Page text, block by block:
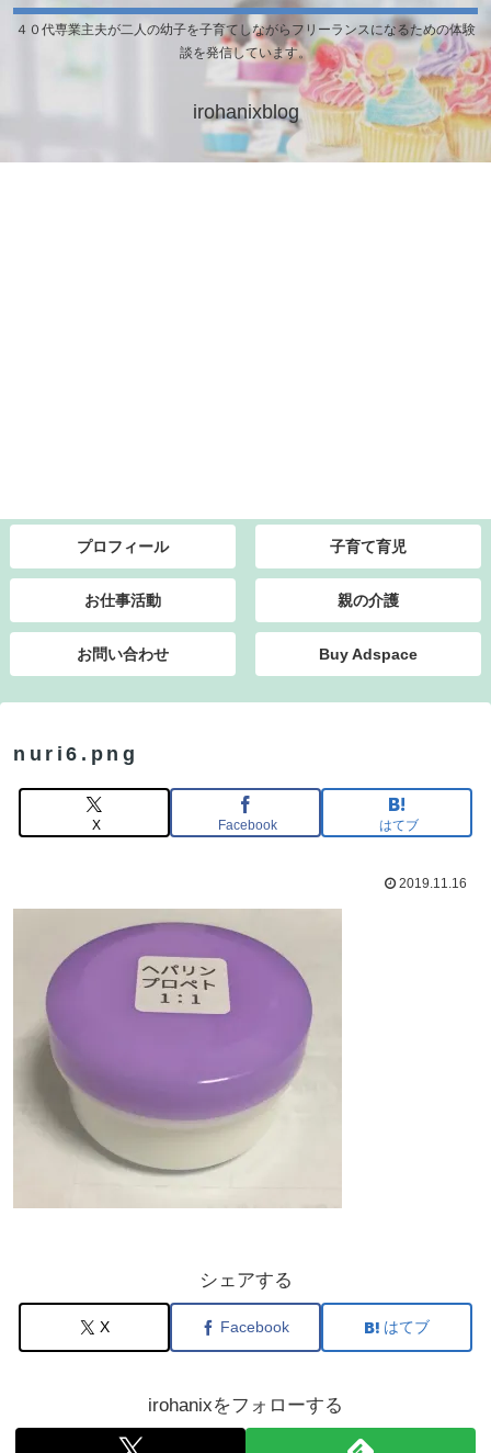
４０代専業主夫が二人の幼子を子育てしながらフリーランスになるための体験
談を発信しています。
irohanixblog
プロフィール 子育て育児
お仕事活動 親の介護
お問い合わせ Buy Adspace
nuri6.png
X Facebook はてブ
2019.11.16
シェアする
X Facebook はてブ
irohanixをフォローする